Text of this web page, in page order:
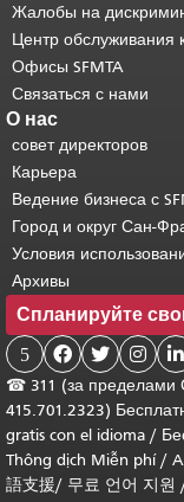
Жалобы на
Центр обслуживания
Офисы SFMTA
Связаться с нами
О нас
совет директоров
Карьера
Ведение бизнеса с
Город и округ Сан-
Условия
Архивы
Спланируйте
5    
☎ 311 (за пределами
415.701.2323)
gratis con el idioma /
Thông dịch Miễn phí/
語支援/ 무료 언어 지원